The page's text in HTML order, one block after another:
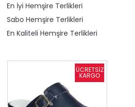
En İyi Hemşire Terlikleri
Sabo Hemşire Terlikleri
En Kaliteli Hemşire Terlikleri